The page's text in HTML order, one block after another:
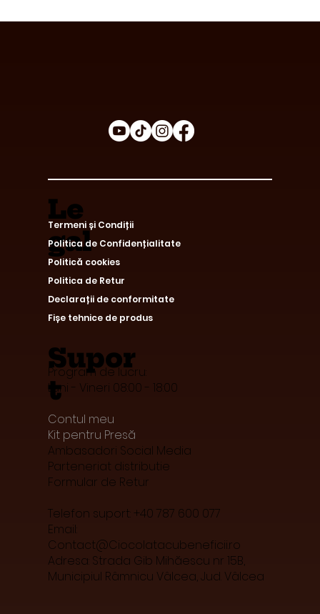
Ce este Agricultura Ecologică?
Le
gal
Supor
t
Program de lucru:
Luni - Vineri 08:00 - 18:00
Contul meu
Kit pentru Presă
Ambasadori Social Media
Parteneriat distributie
Formular de Retur
Telefon suport: +40 787 600 077
Email:
Contact@Ciocolatacubeneficii.ro
Adresa: Strada Gib Mihăescu nr 15B,
Municipiul Râmnicu Vâlcea, Jud. Vâlcea
Termeni și Condiții
Politica de Confidențialitate
Politică cookies
Politica de Retur
Declarații de conformitate
Fișe tehnice de produs